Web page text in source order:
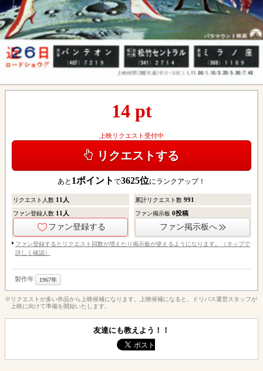
14pt
上映リクエスト受付中
リクエストする
あと 1ポイント で3625位にランクアップ！
リクエスト人数 11 人 累計リクエスト数991
ファン登録人数 11 人
ファン登録する
ファン掲示板0投稿
ファン掲示板へ
ファン登録するとリクエスト回数が増えたり掲示板が使えるようになります。（タップで
詳しく確認）
製作年 1967年
※リクエストが多い作品から上映候補になります。上映候補になると、ドリパス運営スタッフが
上映に向けて準備を開始いたします。
友達にも教えよう！！